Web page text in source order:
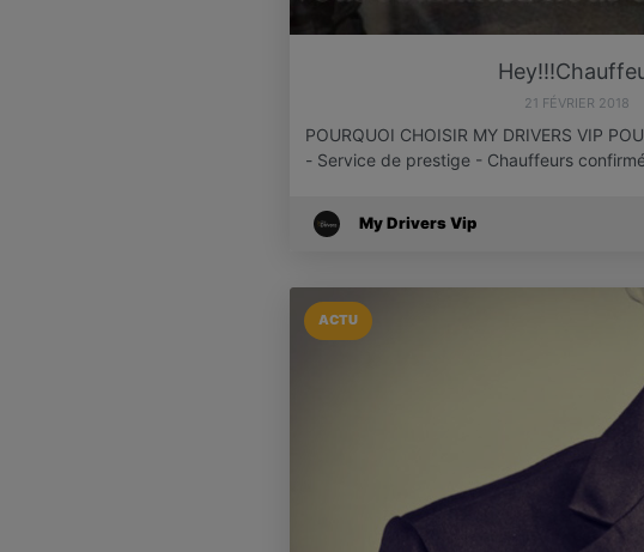
21 FÉVRIER 2018
POURQUOI CHOISIR MY DRIVERS VIP
- Service de prestige - Chauffeurs
My Drivers Vip
ACTU